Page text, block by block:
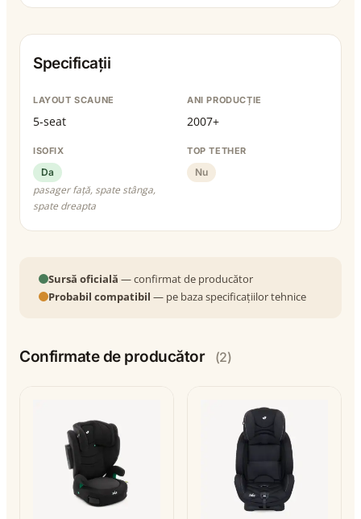
Specificații
LAYOUT SCAUNE
5-seat
ANI PRODUCȚIE
2007+
ISOFIX
Da
pasager față, spate stânga,
spate dreapta
TOP TETHER
Nu
Sursă oficială — confirmat de producător
Probabil compatibil — pe baza specificațiilor tehnice
Confirmate de producător (2)